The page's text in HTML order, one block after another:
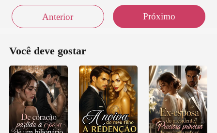
Anterior Próximo
Você deve gostar